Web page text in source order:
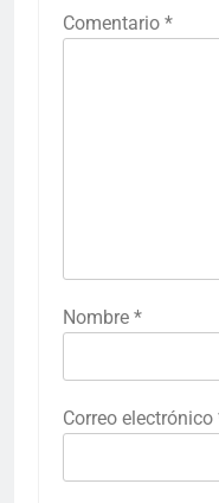
Comentario *
Nombre *
Correo electrónico